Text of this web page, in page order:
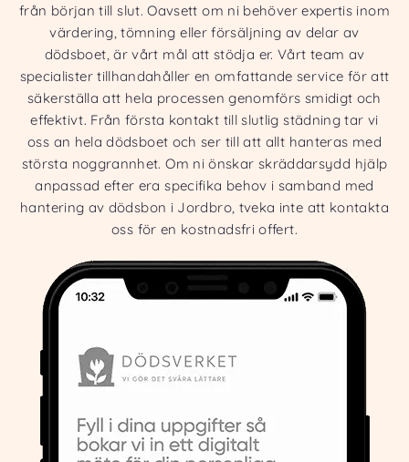
från början till slut. Oavsett om ni behöver expertis inom
värdering, tömning eller försäljning av delar av
dödsboet, är vårt mål att stödja er. Vårt team av
specialister tillhandahåller en omfattande service för att
säkerställa att hela processen genomförs smidigt och
effektivt. Från första kontakt till slutlig städning tar vi
oss an hela dödsboet och ser till att allt hanteras med
största noggrannhet. Om ni önskar skräddarsydd hjälp
anpassad efter era specifika behov i samband med
hantering av dödsbon i Jordbro, tveka inte att kontakta
oss för en kostnadsfri offert.